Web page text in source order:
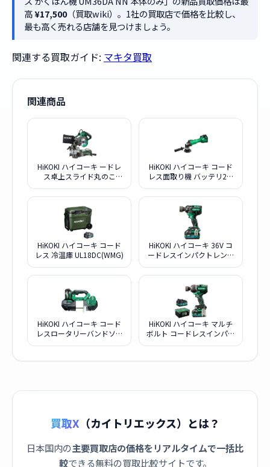
高¥17,500（買取wiki）。1社の買取店で価格を比較し、
最も高く売れる店舗を見つけましょう。
関連する買取ガイド: マキタ買取
関連商品
HiKOKI ハイコーキ ードレ
ス卓上スライド丸のこ
HiKOKI ハイコーキ コード
レス面取り機 バッテリ2個
HiKOKI ハイコーキ コード
レス 冷温庫 UL18DC(WMG)
HiKOKI ハイコーキ 36V コ
ードレスインパクトレンチ
650N・m 最大締付けトル
ク350N・m 蓄電池2個・充
電器・ケース付き
WR36DH 2XPSZ
HiKOKI ハイコーキ コード
レスロータリーバンドソー
HiKOKI ハイコーキ マルチ
ボルト コードレスインパク
買取X （カイトリエックス）とは？
日本国内の主要買取店の価格をリアルタイムで一括比
較できる無料の買取比較サイトです。